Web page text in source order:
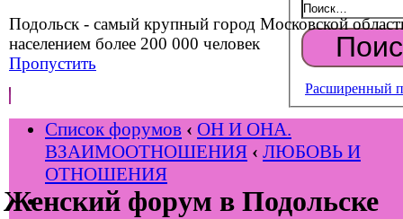
Подольск - самый крупный город Московской
населением более 200 000 человек
Пропустить
Женский форум в Подольске
Расширенный
Список форумов ‹ ОН И ОНА.
ВЗАИМООТНОШЕНИЯ ‹ ЛЮБОВЬ И
ОТНОШЕНИЯ